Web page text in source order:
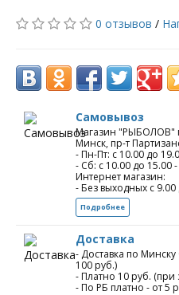
0 отзывов /
Самовывоз
Магазин "РЫБОЛОВ"
Минск, пр-т
- Пн-Пт: с 10.00 до
- Сб: с 10.00 до 15.00
Интернет магазин:
- Без выходных с 9.00
Подробнее
Доставка
- Доставка по
100 руб.)
- Платно 10 руб. (при
- По РБ платно - от 5